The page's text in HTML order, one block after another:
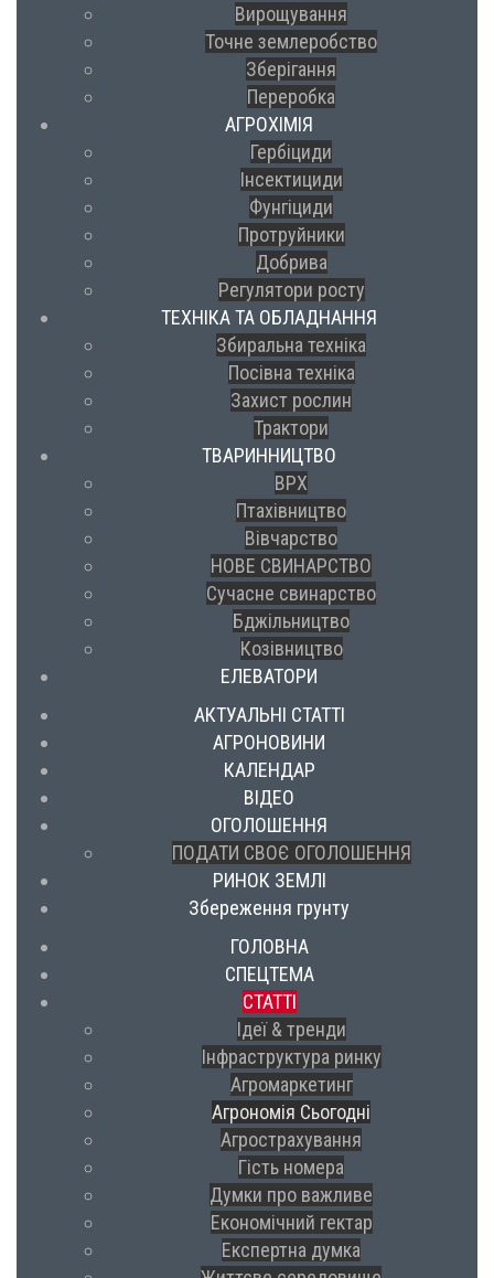
Вирощування
Точне землеробство
Зберігання
Переробка
АГРОХІМІЯ
Гербіциди
Інсектициди
Фунгіциди
Протруйники
Добрива
Регулятори росту
ТЕХНІКА ТА ОБЛАДНАННЯ
Збиральна техніка
Посівна техніка
Захист рослин
Трактори
ТВАРИННИЦТВО
ВРХ
Птахівництво
Вівчарство
НОВЕ СВИНАРСТВО
Сучасне свинарство
Бджільництво
Козівництво
ЕЛЕВАТОРИ
АКТУАЛЬНІ СТАТТІ
АГРОНОВИНИ
КАЛЕНДАР
ВІДЕО
ОГОЛОШЕННЯ
ПОДАТИ СВОЄ ОГОЛОШЕННЯ
РИНОК ЗЕМЛІ
Збереження грунту
ГОЛОВНА
СПЕЦТЕМА
СТАТТІ
Ідеї & тренди
Інфраструктура ринку
Агромаркетинг
Агрономія Сьогодні
Агрострахування
Гість номера
Думки про важливе
Економічний гектар
Експертна думка